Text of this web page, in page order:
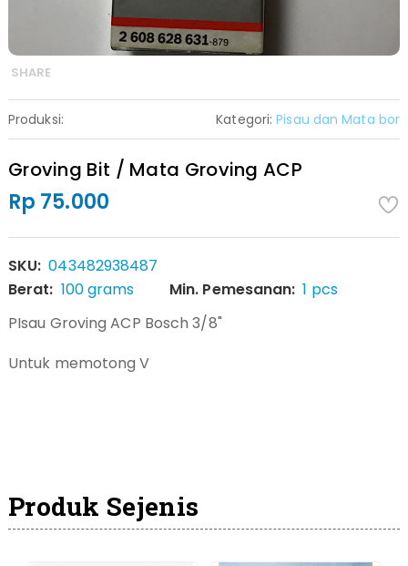
SHARE
Produksi: Kategori:Pisau dan Mata bor
Groving Bit / Mata Groving ACP
Rp 75.000
SKU: 043482938487
Berat: 100 grams Min. Pemesanan: 1 pcs
PIsau Groving ACP Bosch 3/8"
Untuk memotong V
Produk Sejenis